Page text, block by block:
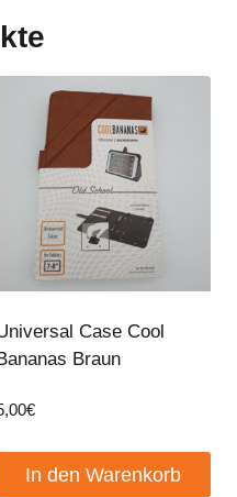
Case Cool
Braun
€
In den Warenkorb